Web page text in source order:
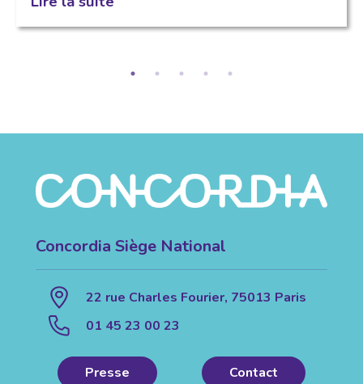
Concordia Siège National
22 rue Charles Fourier, 75013 Paris
01 45 23 00 23
Presse Contact